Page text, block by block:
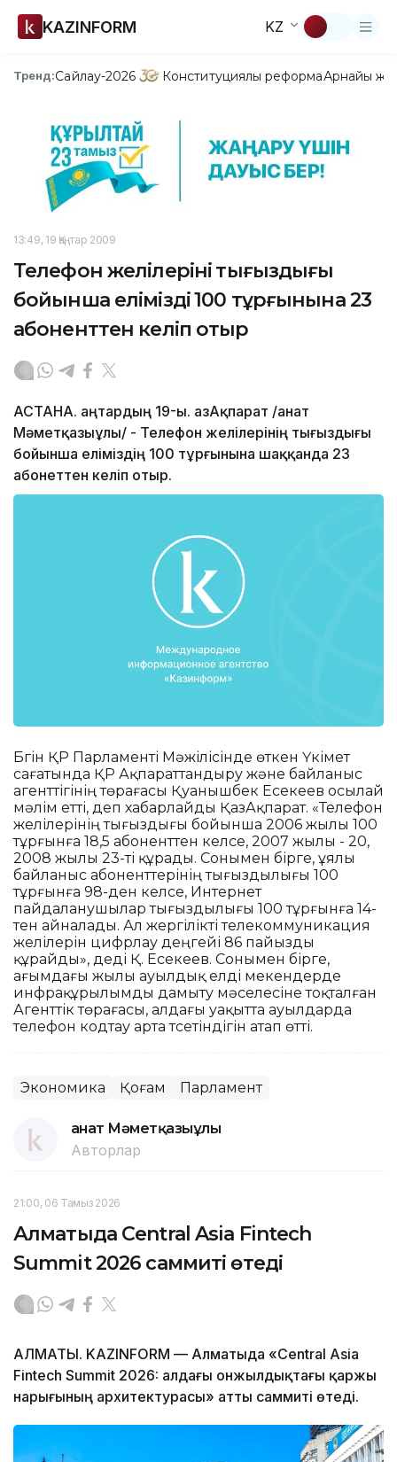
KAZINFORM KZ
Тренд:Сайлау-2026 Конституциялық реформаАрнайы
13:49, 19 Қаңтар 2009
Телефон желілерінің тығыздығы
бойынша еліміздің 100 тұрғынына 23
абоненттен келіп отыр
АСТАНА. Қаңтардың 19-ы. ҚазАқпарат /Қанат
Мәметқазыұлы/ - Телефон желілерінің тығыздығы
бойынша еліміздің 100 тұрғынына шаққанда 23
абонеттен келіп отыр.
Бүгін ҚР Парламенті Мәжілісінде өткен Үкімет
сағатында ҚР Ақпараттандыру және байланыс
агенттігінің төрағасы Қуанышбек Есекеев осылай
мәлім етті, деп хабарлайды ҚазАқпарат. «Телефон
желілерінің тығыздығы бойынша 2006 жылы 100
тұрғынға 18,5 абоненттен келсе, 2007 жылы - 20,
2008 жылы 23-ті құрады. Сонымен бірге, ұялы
байланыс абоненттерінің тығыздылығы 100
тұрғынға 98-ден келсе, Интернет
пайдаланушылар тығыздылығы 100 тұрғынға 14-
тен айналады. Ал жергілікті телекоммуникация
желілерін цифрлау деңгейі 86 пайызды
құрайды», деді Қ. Есекеев. Сонымен бірге,
ағымдағы жылы ауылдық елді мекендерде
инфрақұрылымды дамыту мәселесіне тоқталған
Агенттік төрағасы, алдағы уақытта ауылдарда
телефон кодтау арта түсетіндігін атап өтті.
Экономика Қоғам Парламент
Қанат Мәметқазыұлы
Авторлар
21:00, 06 Тамыз 2026
Алматыда Central Asia Fintech
Summit 2026 саммиті өтеді
АЛМАТЫ. KAZINFORM — Алматыда «Central Asia
Fintech Summit 2026: алдағы онжылдықтағы қаржы
нарығының архитектурасы» атты саммиті өтеді.